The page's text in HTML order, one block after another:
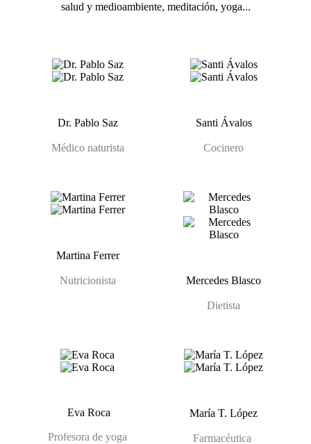
salud y medioambiente, meditación, yoga...
Dr. Pablo Saz
Médico naturista
Santi Ávalos
Cocinero
Martina Ferrer
Nutricionista Mercedes Blasco
Dietista
Eva Roca
Profesora de yoga
María T. López
Farmacéutica